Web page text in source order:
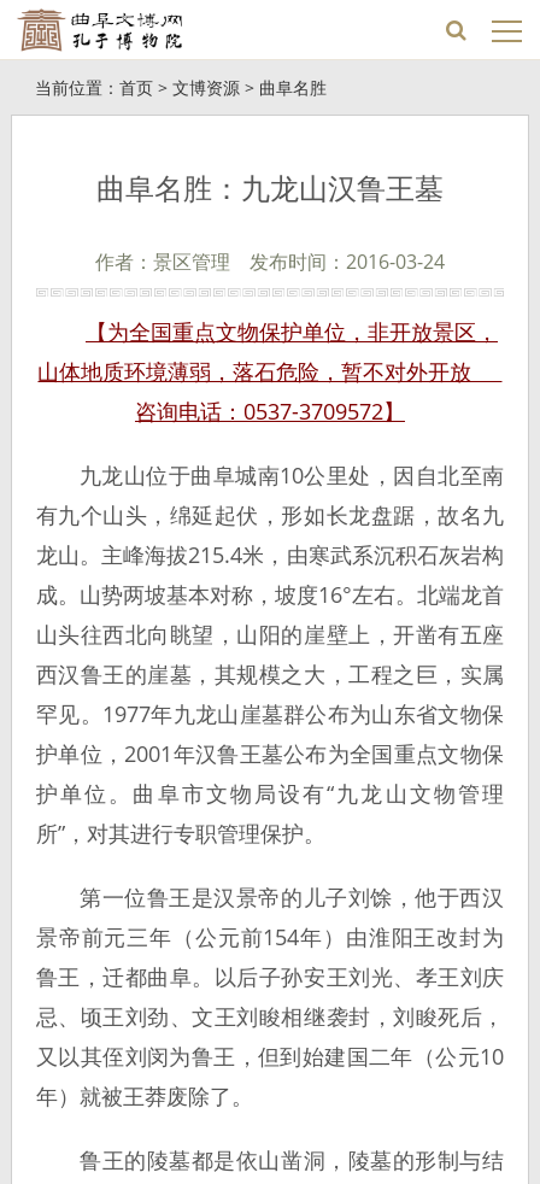
当前位置： 首页> 文博资源> 曲阜名胜
曲阜名胜：九龙山汉鲁王墓
作者：景区管理 发布时间：2016-03-24
【为全国重点文物保护单位，非开放景区，
山体地质环境薄弱，落石危险，暂不对外开放
咨询电话：0537-3709572】
九龙山位于曲阜城南10公里处，因自北至南
有九个山头，绵延起伏，形如长龙盘踞，故名九
龙山。主峰海拔215.4米，由寒武系沉积石灰岩构
成。山势两坡基本对称，坡度16°左右。北端龙首
山头往西北向眺望，山阳的崖壁上，开凿有五座
西汉鲁王的崖墓，其规模之大，工程之巨，实属
罕见。1977年九龙山崖墓群公布为山东省文物保
护单位，2001年汉鲁王墓公布为全国重点文物保
护单位。曲阜市文物局设有“九龙山文物管理
所”，对其进行专职管理保护。
第一位鲁王是汉景帝的儿子刘馀，他于西汉
景帝前元三年（公元前154年）由淮阳王改封为
鲁王，迁都曲阜。以后子孙安王刘光、孝王刘庆
忌、顷王刘劲、文王刘睃相继袭封，刘睃死后，
又以其侄刘闵为鲁王，但到始建国二年（公元10
年）就被王莽废除了。
鲁王的陵墓都是依山凿洞，陵墓的形制与结